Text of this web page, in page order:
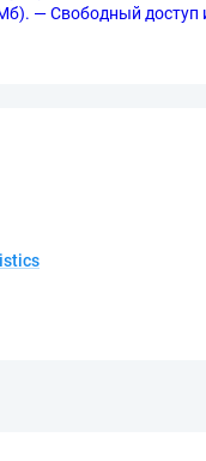
— Свободный доступ